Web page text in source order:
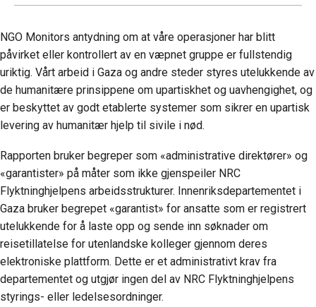
NGO Monitors antydning om at våre operasjoner har blitt
påvirket eller kontrollert av en væpnet gruppe er fullstendig
uriktig. Vårt arbeid i Gaza og andre steder styres utelukkende av
de humanitære prinsippene om upartiskhet og uavhengighet, og
er beskyttet av godt etablerte systemer som sikrer en upartisk
levering av humanitær hjelp til sivile i nød.
Rapporten bruker begreper som «administrative direktører» og
«garantister» på måter som ikke gjenspeiler NRC
Flyktninghjelpens arbeidsstrukturer. Innenriksdepartementet i
Gaza bruker begrepet «garantist» for ansatte som er registrert
utelukkende for å laste opp og sende inn søknader om
reisetillatelse for utenlandske kolleger gjennom deres
elektroniske plattform. Dette er et administrativt krav fra
departementet og utgjør ingen del av NRC Flyktninghjelpens
styrings- eller ledelsesordninger.